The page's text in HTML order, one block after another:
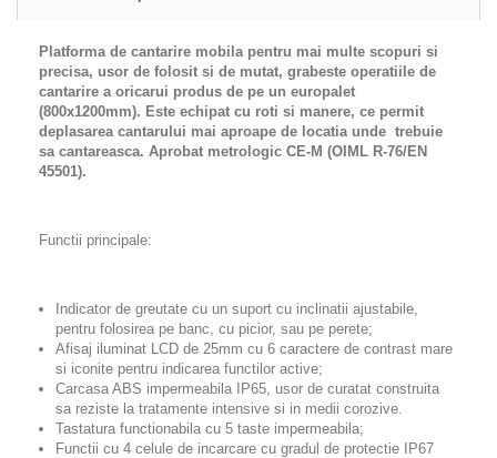
Platforma de cantarire mobila pentru mai multe scopuri si
precisa, usor de folosit si de mutat, grabeste operatiile de
cantarire a oricarui produs de pe un europalet
(800x1200mm). Este echipat cu roti si manere, ce permit
deplasarea cantarului mai aproape de locatia unde trebuie
sa cantareasca. Aprobat metrologic CE-M (OIML R-76/EN
45501).
Functii principale:
Indicator de greutate cu un suport cu inclinatii ajustabile,
pentru folosirea pe banc, cu picior, sau pe perete;
Afisaj iluminat LCD de 25mm cu 6 caractere de contrast mare
si iconite pentru indicarea functilor active;
Carcasa ABS impermeabila IP65, usor de curatat construita
sa reziste la tratamente intensive si in medii corozive.
Tastatura functionabila cu 5 taste impermeabila;
Functii cu 4 celule de incarcare cu gradul de protectie IP67